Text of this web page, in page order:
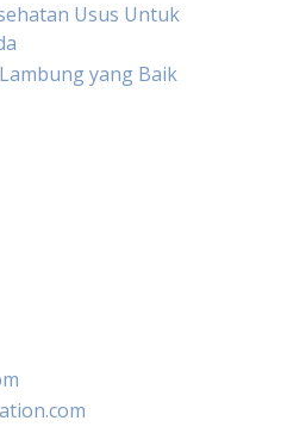
Usus Untuk
yang Baik